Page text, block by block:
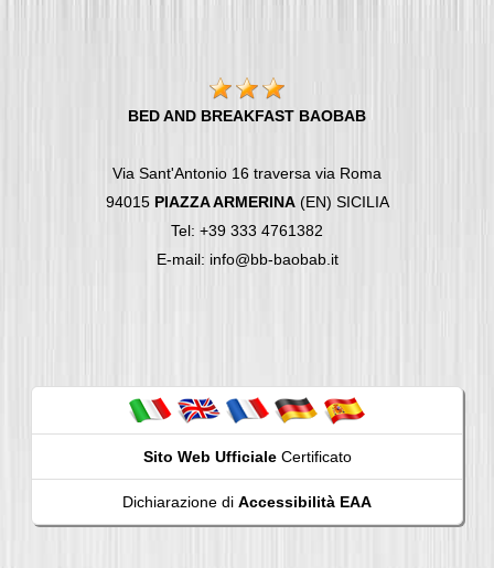
BED AND BREAKFAST BAOBAB
Via Sant'Antonio 16 traversa via Roma
94015 PIAZZA ARMERINA(EN) SICILIA
Tel: +39 333 4761382
E-mail: info@bb-baobab.it
Sito Web UfficialeCertificato
Dichiarazione di Accessibilità EAA